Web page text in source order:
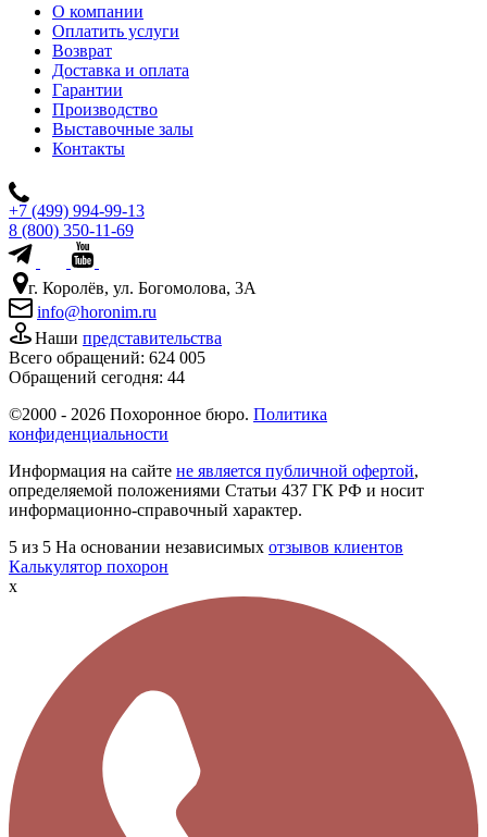
О компании
Оплатить услуги
Возврат
Доставка и оплата
Гарантии
Производство
Выставочные залы
Контакты
+7 (499) 994-99-13
8 (800) 350-11-69
г. Королёв, ул. Богомолова, 3А
info@horonim.ru
Наши представительства
Всего обращений: 624 005
Обращений сегодня: 44
©2000 - 2026 Похоронное бюро. Политика
конфиденциальности
Информация на сайте не является публичной офертой,
определяемой положениями Статьи 437 ГК РФ и носит
информационно-справочный характер.
5 из 5 На основании независимых отзывов клиентов
Калькулятор похорон
x